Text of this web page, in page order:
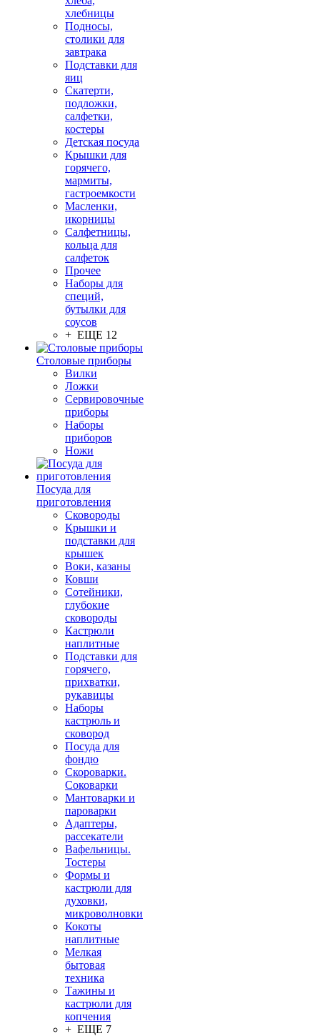
хлебницы
Подносы,
столики для
завтрака
Подставки для
яиц
Скатерти,
подложки,
салфетки,
костеры
Детская посуда
Крышки для
горячего,
мармиты,
гастроемкости
Масленки,
икорницы
Салфетницы,
кольца для
салфеток
Прочее
Наборы для
специй,
бутылки для
соусов
+ ЕЩЕ 12
Столовые приборы
Вилки
Ложки
Сервировочные
приборы
Наборы
приборов
Ножи
Посуда для
приготовления
Сковороды
Крышки и
подставки для
крышек
Воки, казаны
Ковши
Сотейники,
глубокие
сковороды
Кастрюли
наплитные
Подставки для
горячего,
прихватки,
рукавицы
Наборы
кастрюль и
сковород
Посуда для
фондю
Скороварки.
Соковарки
Мантоварки и
пароварки
Адаптеры,
рассекатели
Вафельницы.
Тостеры
Формы и
кастрюли для
духовки,
микроволновки
Кокоты
наплитные
Мелкая
бытовая
техника
Тажины и
кастрюли для
копчения
+ ЕЩЕ 7